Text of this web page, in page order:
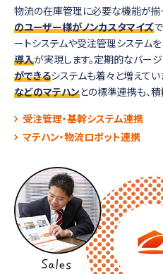
物流の在庫管理に必要な機能が揃
のユーザー様がノンカスタマイズ
ートシステムや受注管理システム
導入が実現します。定期的なバージ
ができるシステムも着々と増えてい
などのマテハンとの標準連携も、
受注管理・基幹システム連携
マテハン・物流ロボット連携